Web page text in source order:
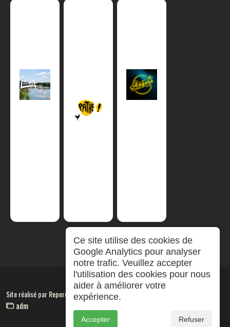
Site réalisé parRepereCom
adm
Ce site utilise des cookies de
Google Analytics pour analyser
notre trafic. Veuillez accepter
l'utilisation des cookies pour nous
aider à améliorer votre
expérience.
Accepter Refuser